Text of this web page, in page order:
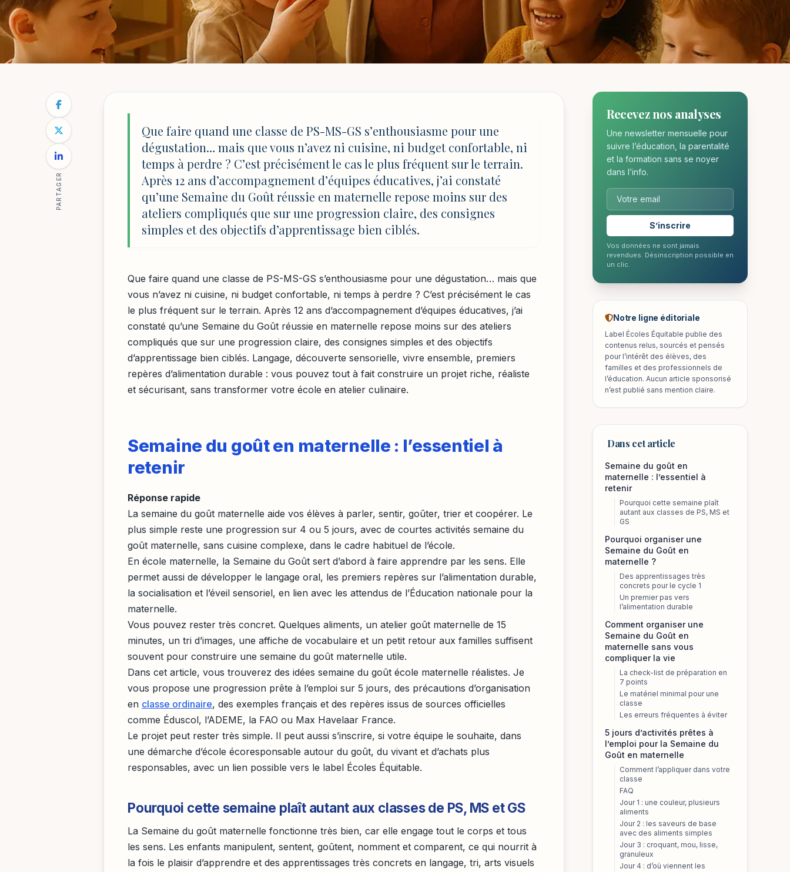
NOTRE BLOG
Semaine du goût maternelle : idées simples
et progression sur 5 jours
14 mai 2026 33 min de lecture MAJ 4 août 2026 à 17:03
PARTAGER
Que faire quand une classe de PS-MS-GS s’enthousiasme pour une
dégustation… mais que vous n’avez ni cuisine, ni budget confortable, ni
temps à perdre ? C’est précisément le cas le plus fréquent sur le terrain.
Après 12 ans d’accompagnement d’équipes éducatives, j’ai constaté
qu’une Semaine du Goût réussie en maternelle repose moins sur des
ateliers compliqués que sur une progression claire, des consignes
simples et des objectifs d’apprentissage bien ciblés.
Que faire quand une classe de PS-MS-GS s’enthousiasme pour une dégustation… mais que
vous n’avez ni cuisine, ni budget confortable, ni temps à perdre ? C’est précisément le cas
le plus fréquent sur le terrain. Après 12 ans d’accompagnement d’équipes éducatives, j’ai
constaté qu’une Semaine du Goût réussie en maternelle repose moins sur des ateliers
compliqués que sur une progression claire, des consignes simples et des objectifs
d’apprentissage bien ciblés. Langage, découverte sensorielle, vivre ensemble, premiers
repères d’alimentation durable : vous pouvez tout à fait construire un projet riche, réaliste
et sécurisant, sans transformer votre école en atelier culinaire.
Semaine du goût en maternelle : l’essentiel à
retenir
Réponse rapide
La semaine du goût maternelle aide vos élèves à parler, sentir, goûter, trier et coopérer. Le
plus simple reste une progression sur 4 ou 5 jours, avec de courtes activités semaine du
goût maternelle, sans cuisine complexe, dans le cadre habituel de l’école.
En école maternelle, la Semaine du Goût sert d’abord à faire apprendre par les sens. Elle
permet aussi de développer le langage oral, les premiers repères sur l’alimentation durable,
la socialisation et l’éveil sensoriel, en lien avec les attendus de l’Éducation nationale pour la
maternelle.
Vous pouvez rester très concret. Quelques aliments, un atelier goût maternelle de 15
minutes, un tri d’images, une affiche de vocabulaire et un petit retour aux familles suffisent
souvent pour construire une semaine du goût maternelle utile.
Dans cet article, vous trouverez des idées semaine du goût école maternelle réalistes. Je
vous propose une progression prête à l’emploi sur 5 jours, des précautions d’organisation
en classe ordinaire, des exemples français et des repères issus de sources officielles
comme Éduscol, l’ADEME, la FAO ou Max Havelaar France.
Le projet peut rester très simple. Il peut aussi s’inscrire, si votre équipe le souhaite, dans
une démarche d’école écoresponsable autour du goût, du vivant et d’achats plus
responsables, avec un lien possible vers le label Écoles Équitable.
Pourquoi cette semaine plaît autant aux classes de PS, MS et GS
La Semaine du goût maternelle fonctionne très bien, car elle engage tout le corps et tous
les sens. Les enfants manipulent, sentent, goûtent, nomment et comparent, ce qui nourrit à
la fois le plaisir d’apprendre et des apprentissages très concrets en langage, tri, arts visuels
Recevez nos analyses
Une newsletter mensuelle pour
suivre l’éducation, la parentalité
et la formation sans se noyer
dans l’info.
S’inscrire
Vos données ne sont jamais
revendues. Désinscription possible en
un clic.
Notre ligne éditoriale
Label Écoles Équitable publie des
contenus relus, sourcés et pensés
pour l’intérêt des élèves, des
familles et des professionnels de
l’éducation. Aucun article sponsorisé
n’est publié sans mention claire.
Dans cet article
Semaine du goût en
maternelle : l’essentiel à
retenir
Pourquoi cette semaine plaît
autant aux classes de PS, MS et
GS
Pourquoi organiser une
Semaine du Goût en
maternelle ?
Des apprentissages très
concrets pour le cycle 1
Un premier pas vers
l’alimentation durable
Comment organiser une
Semaine du Goût en
maternelle sans vous
compliquer la vie
La check-list de préparation en
7 points
Le matériel minimal pour une
classe
Les erreurs fréquentes à éviter
5 jours d’activités prêtes à
l’emploi pour la Semaine du
Goût en maternelle
Comment l’appliquer dans votre
classe
FAQ
Jour 1 : une couleur, plusieurs
aliments
Jour 2 : les saveurs de base
avec des aliments simples
Jour 3 : croquant, mou, lisse,
granuleux
Jour 4 : d’où viennent les